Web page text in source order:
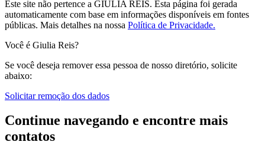
Este site não pertence a GIULIA REIS. Esta página foi gerada
automaticamente com base em informações disponíveis em fontes
públicas. Mais detalhes na nossa Política de Privacidade.
Você é Giulia Reis?
Se você deseja remover essa pessoa de nosso diretório, solicite
abaixo:
Solicitar remoção dos dados
Continue navegando e encontre mais
contatos